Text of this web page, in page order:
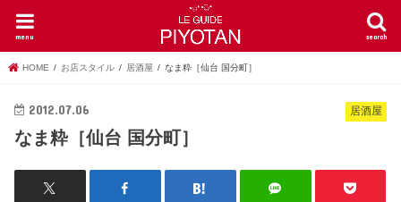
search
menu
HOME お店スタイル 居酒屋 なま粋［仙台 国分町］
居酒屋
2012.07.06
なま粋［仙台 国分町］